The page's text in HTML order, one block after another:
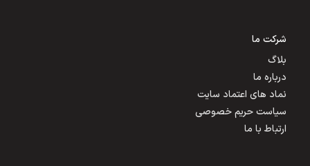
شرکت ما
بلاگ
درباره ما
نماد های اعتماد سایت
سیاست حریم خصوصی
ارتباط با ما